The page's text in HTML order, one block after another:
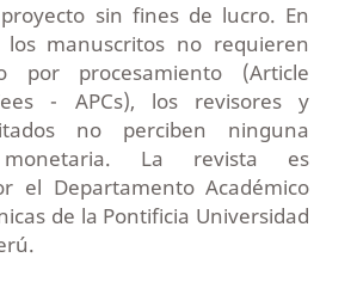
sin fines de lucro. En
los manuscritos no requieren
por procesamiento (Article
- APCs), los revisores y
no perciben ninguna
monetaria. La revista es
el Departamento Académico
de la Pontificia Universidad